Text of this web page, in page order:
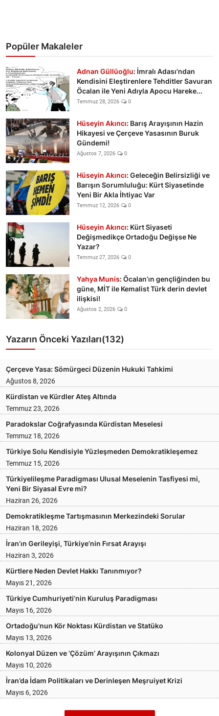
Popüler Makaleler
Adnan Güllüoğlu: İmralı Adası'ndan
Kendisini Eleştirenlere Tehditler Savuran
Öcalan ile Yeni Adıyla Apocu Hareke...
Temmuz 28, 2026 0
Hüseyin Akıncı: Barış Arayışının Hazin
Hikayesi ve Çerçeve Yasasının Buruk
Gündemi!
Ağustos 7, 2026 0
Hüseyin Akıncı: Geleceğin Belirsizliği ve
Barışın Sorumluluğu: Kürt Siyasetinde
Yeni Bir Akla İhtiyac Var
Temmuz 12, 2026 0
Hüseyin Akıncı: Kürt Siyaseti
Değişmedikçe Ortadoğu Değişse Ne
Yazar?
Temmuz 27, 2026 0
Yahya Munis: Öcalan’ın gençliğinden bu
güne, MİT ile Kemalist Türk derin devlet
ilişkisi!
Ağustos 2, 2026 0
Yazarın Önceki Yazıları(132)
Çerçeve Yasa: Sömürgeci Düzenin Hukuki Tahkimi
Ağustos 8, 2026
Kürdistan ve Kürdler Ateş Altında
Temmuz 23, 2026
Paradokslar Coğrafyasında Kürdistan Meselesi
Temmuz 18, 2026
Türkiye Solu Kendisiyle Yüzleşmeden Demokratikleşemez
Temmuz 15, 2026
Türkiyelileşme Paradigması Ulusal Meselenin Tasfiyesi mi,
Yeni Bir Siyasal Evre mi?
Haziran 26, 2026
Demokratikleşme Tartışmasının Merkezindeki Sorular
Haziran 18, 2026
İran’ın Gerileyişi, Türkiye’nin Fırsat Arayışı
Haziran 3, 2026
Kürtlere Neden Devlet Hakkı Tanınmıyor?
Mayıs 21, 2026
Türkiye Cumhuriyeti’nin Kuruluş Paradigması
Mayıs 16, 2026
Ortadoğu'nun Kör Noktası Kürdistan ve Statüko
Mayıs 13, 2026
Kolonyal Düzen ve ‘Çözüm’ Arayışının Çıkmazı
Mayıs 10, 2026
İran’da İdam Politikaları ve Derinleşen Meşruiyet Krizi
Mayıs 6, 2026